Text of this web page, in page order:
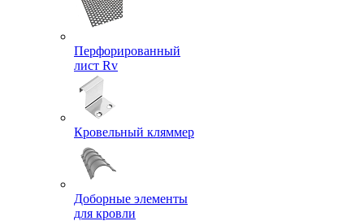
Перфорированный
лист Rv
Кровельный кляммер
Доборные элементы
для кровли